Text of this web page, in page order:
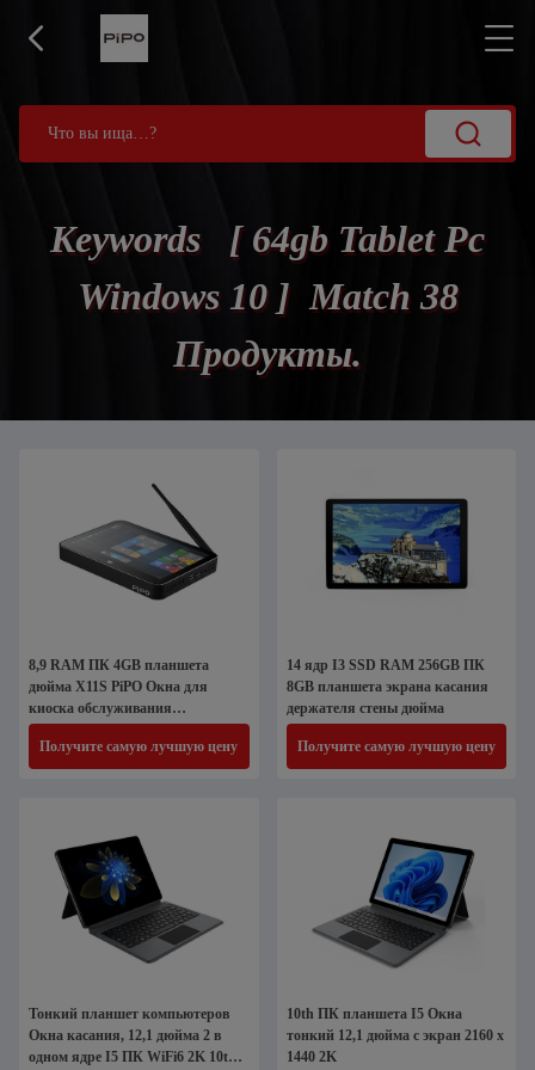
Keywords [ 64gb Tablet Pc
Windows 10 ] Match 38
Продукты.
8,9 RAM ПК 4GB планшета
дюйма X11S PiPO Окна для
киоска обслуживания
собственной личности
Получите самую лучшую цену
14 ядр I3 SSD RAM 256GB ПК
8GB планшета экрана касания
держателя стены дюйма
Получите самую лучшую цену
Тонкий планшет компьютеров
Окна касания, 12,1 дюйма 2 в
одном ядре I5 ПК WiFi6 2K 10th
10th ПК планшета I5 Окна
тонкий 12,1 дюйма с экран 2160 x
1440 2K